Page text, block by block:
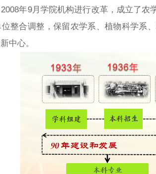
年9月学院机构进行改革，成立了
整合调整，保留农学系、植物科学系
中心。